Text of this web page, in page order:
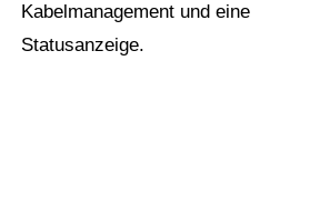
Kabelmanagement und eine
Statusanzeige.